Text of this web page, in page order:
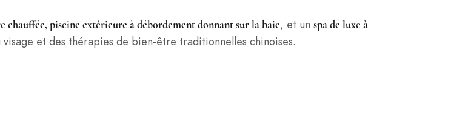
chauffée, piscine extérieure à débordement donnant sur la baie, et un spa de luxe à
et des thérapies de bien-être traditionnelles chinoises.